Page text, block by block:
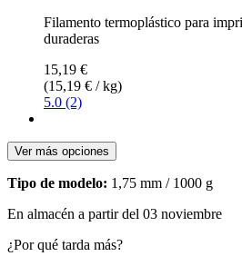
Filamento termoplástico para
duraderas
15,19 €
(15,19 € / kg)
5.0 (2)
Ver más opciones
Tipo de modelo: 1,75 mm / 1000 g
En almacén a partir del 03 noviembre
¿Por qué tarda más?